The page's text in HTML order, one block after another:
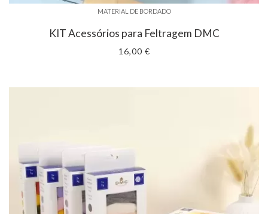
MATERIAL DE BORDADO
KIT Acessórios para Feltragem DMC
16,00 €